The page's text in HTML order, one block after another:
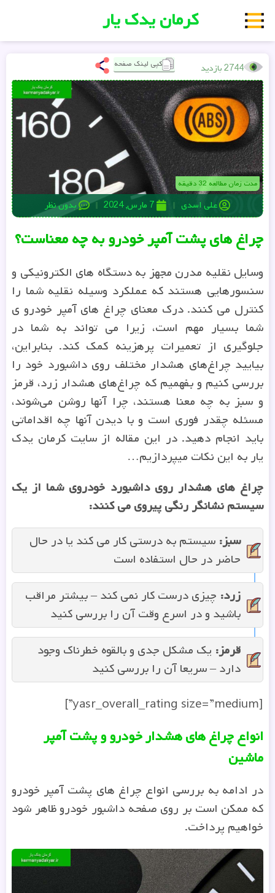
کرمان یدک یار
2744 بازدید کپی لینک صفحه
علی اسدی 7 مارس, 2024 بدون نظر
مدت زمان مطالعه 32 دقیقه
چراغ های پشت آمپر خودرو به چه معناست؟
وسایل نقلیه مدرن مجهز به دستگاه های الکترونیکی و
سنسورهایی هستند که عملکرد وسیله نقلیه شما را
کنترل می کنند. درک معنای چراغ های آمپر خودرو ی
شما بسیار مهم است، زیرا می تواند به شما در
جلوگیری از تعمیرات پرهزینه کمک کند. بنابراین،
بیایید چراغ‌های هشدار مختلف روی داشبورد خود را
بررسی کنیم و بفهمیم که چراغ‌های هشدار زرد، قرمز
و سبز به چه معنا هستند، چرا آنها روشن می‌شوند،
مسئله چقدر فوری است و با دیدن آنها چه اقداماتی
باید انجام دهید. در این مقاله از سایت کرمان یدک
یار به این نکات میپردازیم…
چراغ های هشدار روی داشبورد خودروی شما از یک
سیستم نشانگر رنگی پیروی می کنند:
سبز: سیستم به درستی کار می کند یا در حال
حاضر در حال استفاده است
زرد: چیزی درست کار نمی کند – بیشتر مراقب
باشید و در اسرع وقت آن را بررسی کنید
قرمز: یک مشکل جدی و بالقوه خطرناک وجود
دارد – سریعا آن را بررسی کنید
[yasr_overall_rating size=”medium”]
انواع چراغ های هشدار خودرو و پشت آمپر
ماشین
در ادامه به بررسی انواع چراغ های پشت آمپر خودرو
که ممکن است بر روی صفحه داشبور خودرو ظاهر شود
خواهیم پرداخت.